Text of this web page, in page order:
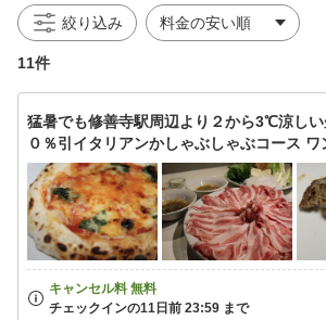
絞り込み
11件
猛暑でも修善寺駅周辺より２から3℃涼しい
０％引イタリアンかしゃぶしゃぶコース ワ